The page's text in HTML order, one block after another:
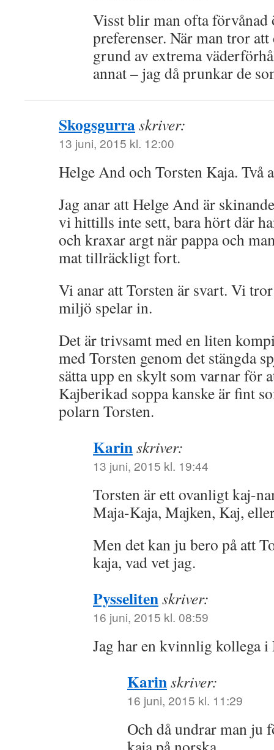
Visst blir man ofta förvånad
preferenser. När man tror
grund av extrema
annat – jag då prunkar de
Skogsgurraskriver:
13 juni, 2015 kl. 12:00
Helge And och Torsten Kaja. Två
Jag anar att Helge And är
vi hittills inte sett, bara hört där
och kraxar argt när pappa och
mat tillräckligt fort.
Vi anar att Torsten är svart. Vi
miljö spelar in.
Det är trivsamt med en liten
med Torsten genom det stängda
sätta upp en skylt som varnar för
Kajberikad soppa kanske är fint
polarn Torsten.
Karinskriver:
13 juni, 2015 kl. 19:44
Torsten är ett ovanligt kaj-
Maja-Kaja, Majken, Kaj,
Men det kan ju bero på att
kaja, vad vet jag.
Pysselitenskriver:
16 juni, 2015 kl. 08:59
Jag har en kvinnlig kollega i
Karinskriver:
16 juni, 2015 kl. 11:29
Och då undrar man ju